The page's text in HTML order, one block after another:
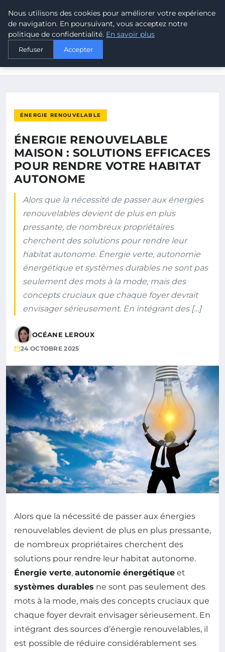
MALTA CLIMATE
ACCUEIL
ÉNERGIE RENOUVELABLE MAISON : SOLUTIONS EFFICACES
ÉNERGIE RENOUVELABLE
ÉNERGIE RENOUVELABLE
MAISON : SOLUTIONS EFFICACES
POUR RENDRE VOTRE HABITAT
AUTONOME
Alors que la nécessité de passer aux énergies
renouvelables devient de plus en plus
pressante, de nombreux propriétaires
cherchent des solutions pour rendre leur
habitat autonome. Énergie verte, autonomie
énergétique et systèmes durables ne sont pas
seulement des mots à la mode, mais des
concepts cruciaux que chaque foyer devrait
envisager sérieusement. En intégrant des […]
OCÉANE LEROUX
24 OCTOBRE 2025
Alors que la nécessité de passer aux énergies
renouvelables devient de plus en plus pressante,
de nombreux propriétaires cherchent des
solutions pour rendre leur habitat autonome.
Énergie verte, autonomie énergétique et
systèmes durables ne sont pas seulement des
mots à la mode, mais des concepts cruciaux que
chaque foyer devrait envisager sérieusement. En
intégrant des sources d’énergie renouvelables, il
est possible de réduire considérablement ses
Nous utilisons des cookies pour améliorer votre expérience
de navigation. En poursuivant, vous acceptez notre
politique de confidentialité. En savoir plus
Refuser Accepter